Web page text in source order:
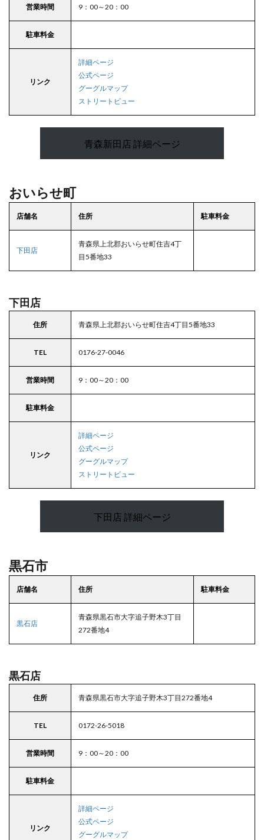
営業時間 9：00～20：00
駐車料金
リンク
詳細ページ
公式ページ
グーグルマップ
ストリートビュー
青森新田店 詳細ページ
おいらせ町
店舗名 住所 駐車料金
下田店
青森県上北郡おいらせ町住吉4丁
目5番地33
下田店
住所 青森県上北郡おいらせ町住吉4丁目5番地33
TEL 0176-27-0046
営業時間 9：00～20：00
駐車料金
リンク
詳細ページ
公式ページ
グーグルマップ
ストリートビュー
下田店 詳細ページ
黒石市
店舗名 住所 駐車料金
黒石店
青森県黒石市大字追子野木3丁目
272番地4
黒石店
住所 青森県黒石市大字追子野木3丁目272番地4
TEL 0172-26-5018
営業時間 9：00～20：00
駐車料金
リンク
詳細ページ
公式ページ
グーグルマップ